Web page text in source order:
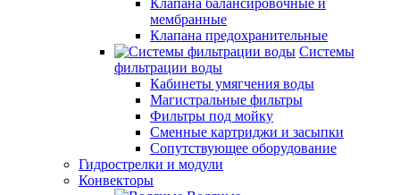
Клапана балансировочные и
мембранные
Клапана предохранительные
Системы
фильтрации воды
Кабинеты умягчения воды
Магистральные фильтры
Фильтры под мойку
Сменные картриджи и засыпки
Сопутствующее оборудование
Гидрострелки и модули
Конвекторы